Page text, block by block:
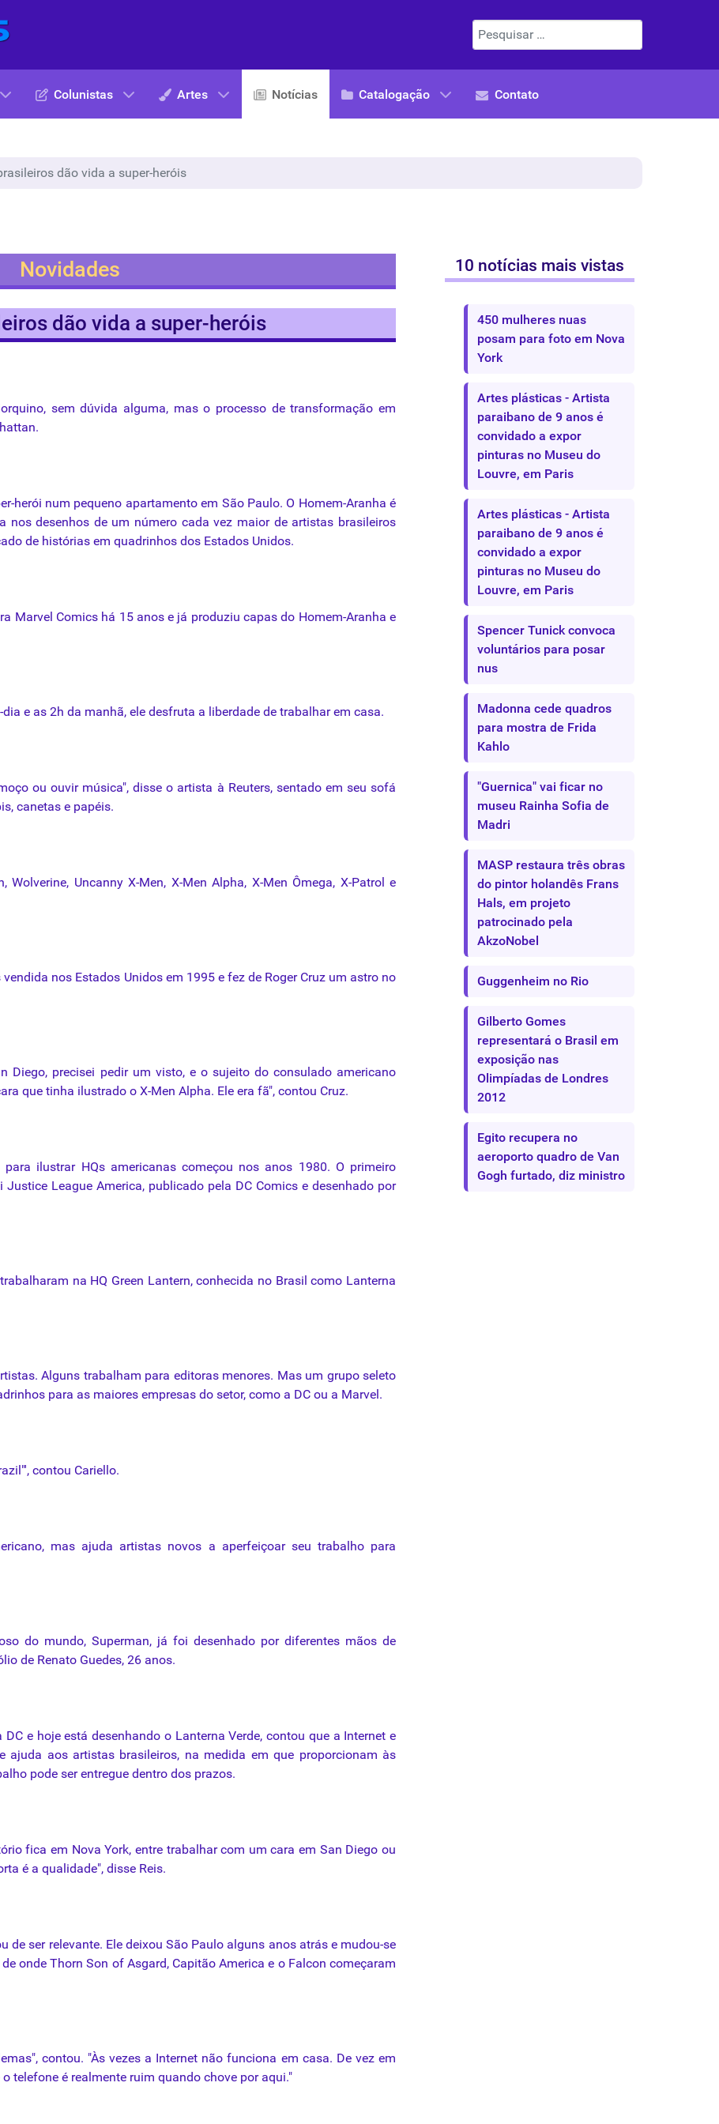
Pesquisar
Colunistas Artes Notícias Catalogação Contato
dão vida a super-heróis
Novidades
dão vida a super-heróis
, sem dúvida alguma, maso processodetransformação em
herói num pequeno apartamentoem São Paulo. O Homem-Aranha é
nos desenhos de um número cada vez maior de artistas brasileiros
de histórias em quadrinhos dos Estados Unidos.
Marvel Comics há 15 anos e já produziu capas do Homem-Aranha e
e as 2h da manhã, ele desfruta a liberdade de trabalhar em casa.
ou ouvir música", disse o artista à Reuters, sentado em seu sofá
canetas e papéis.
Uncanny X-Men, X-Men Alpha, X-Men Ômega, X-Patrol e
nos Estados Unidos em 1995 e fez de Roger Cruz um astro no
Diego, precisei pedir um visto, e o sujeito do consulado americano
que tinha ilustrado o X-Men Alpha. Ele era fã", contou Cruz.
ilustrar HQs americanas começou nos anos 1980. O primeiro
League America, publicado pela DC Comics e desenhado por
na HQ Green Lantern, conhecida no Brasil como Lanterna
Alguns trabalham para editoras menores. Mas um grupo seleto
para as maiores empresas do setor, como a DC ou a Marvel.
contou Cariello.
mas ajuda artistas novos a aperfeiçoar seu trabalho para
do mundo, Superman, já foi desenhado por diferentes mãos de
de Renato Guedes, 26 anos.
e hoje está desenhando o Lanterna Verde, contou que a Internet e
ajuda aos artistas brasileiros, na medida em que proporcionam às
pode ser entregue dentro dos prazos.
fica em Nova York, entre trabalhar com um cara em San Diego ou
é a qualidade", disse Reis.
de ser relevante. Ele deixou São Paulo alguns anos atrás e mudou-se
onde Thorn Son of Asgard, Capitão America e o Falcon começaram
contou. "Às vezes a Internet não funciona em casa. De vez em
o telefone é realmente ruim quando chove por aqui."
10 notícias mais vistas
450 mulheres nuas
posam para foto em Nova
York
Artes plásticas - Artista
paraibano de 9 anos é
convidado a expor
pinturas no Museu do
Louvre, em Paris
Artes plásticas - Artista
paraibano de 9 anos é
convidado a expor
pinturas no Museu do
Louvre, em Paris
Spencer Tunick convoca
voluntários para posar
nus
Madonna cede quadros
para mostra de Frida
Kahlo
"Guernica" vai ficar no
museu Rainha Sofia de
Madri
MASP restaura três obras
do pintor holandês Frans
Hals, em projeto
patrocinado pela
AkzoNobel
Guggenheim no Rio
Gilberto Gomes
representará o Brasil em
exposição nas
Olimpíadas de Londres
2012
Egito recupera no
aeroporto quadro de Van
Gogh furtado, diz ministro